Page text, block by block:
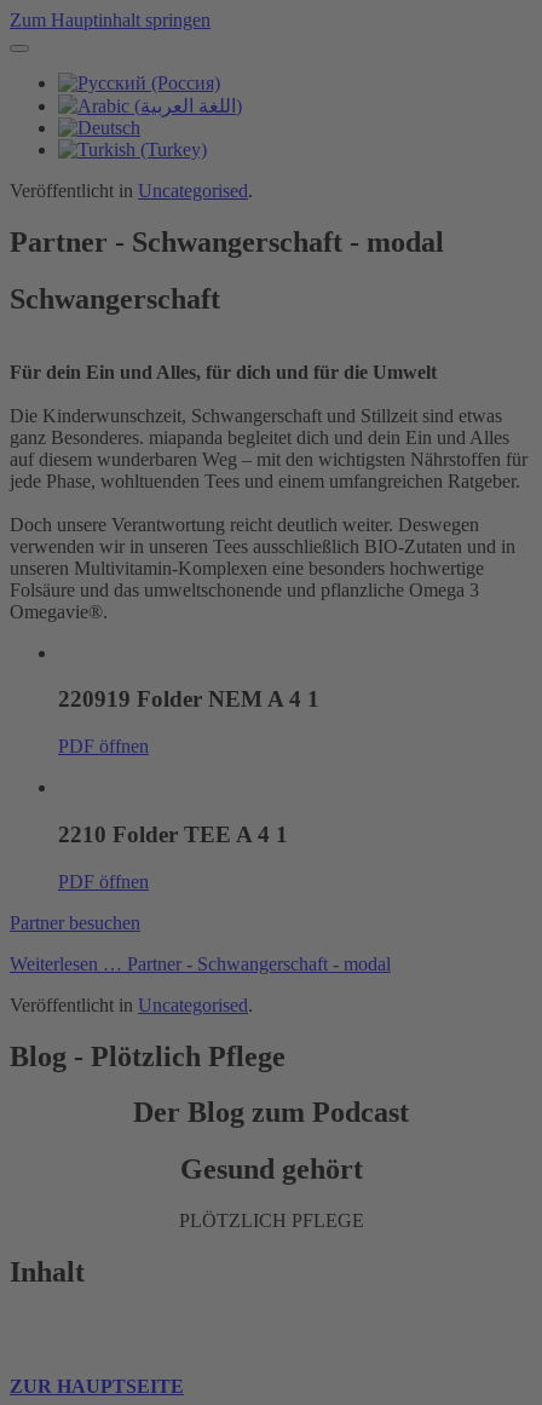
Zum Hauptinhalt springen
Veröffentlicht in Uncategorised.
Partner - Schwangerschaft - modal
Schwangerschaft
Für dein Ein und Alles, für dich und für die Umwelt
Die Kinderwunschzeit, Schwangerschaft und Stillzeit sind etwas
ganz Besonderes. miapanda begleitet dich und dein Ein und Alles
auf diesem wunderbaren Weg – mit den wichtigsten Nährstoffen für
jede Phase, wohltuenden Tees und einem umfangreichen Ratgeber.
Doch unsere Verantwortung reicht deutlich weiter. Deswegen
verwenden wir in unseren Tees ausschließlich BIO-Zutaten und in
unseren Multivitamin-Komplexen eine besonders hochwertige
Folsäure und das umweltschonende und pflanzliche Omega 3
Omegavie®.
220919 Folder NEM A 4 1
PDF öffnen
2210 Folder TEE A 4 1
PDF öffnen
Partner besuchen
Weiterlesen … Partner - Schwangerschaft - modal
Veröffentlicht in Uncategorised.
Blog - Plötzlich Pflege
Der Blog zum Podcast
Gesund gehört
PLÖTZLICH PFLEGE
Inhalt
ZUR HAUPTSEITE